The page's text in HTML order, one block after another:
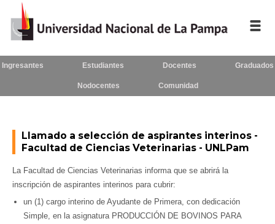
La UNLPam
Rectorado / Secretarías
Facultades
Contacto
Ingresantes Estudiantes Docentes Graduados
Nodocentes Comunidad
Llamado a selección de aspirantes interinos -
Facultad de Ciencias Veterinarias - UNLPam
La Facultad de Ciencias Veterinarias informa que se abrirá la
inscripción de aspirantes interinos para cubrir:
un (1) cargo interino de Ayudante de Primera, con dedicación
Simple, en la asignatura PRODUCCIÓN DE BOVINOS PARA